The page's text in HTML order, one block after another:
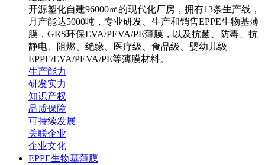
开源塑化自建96000㎡的现代化厂房，拥有13条生产线，
月产能达5000吨，专业研发、生产和销售EPPE生物基薄
膜，GRS环保EVA/PEVA/PE薄膜，以及抗菌、防霉、抗
静电、阻燃、绝缘、医疗级、食品级、婴幼儿级
EPPE/EVA/PEVA/PE等薄膜材料。
生产能力
研发实力
知识产权
品质保障
可持续发展
关联企业
企业文化
EPPE生物基薄膜